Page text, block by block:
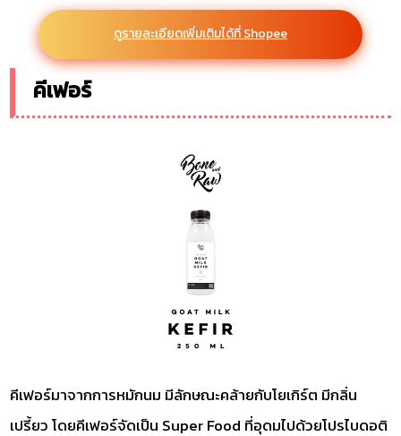
ดูรายละเอียดเพิ่มเติมได้ที่ Shopee
คีเฟอร์
คีเฟอร์มาจากการหมักนม มีลักษณะคล้ายกับโยเกิร์ต มีกลิ่น
เปรี้ยว โดยคีเฟอร์จัดเป็น Super Food ที่อุดมไปด้วยโปรไบดอติ